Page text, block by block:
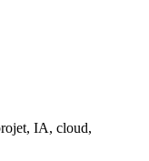
IA, cloud,